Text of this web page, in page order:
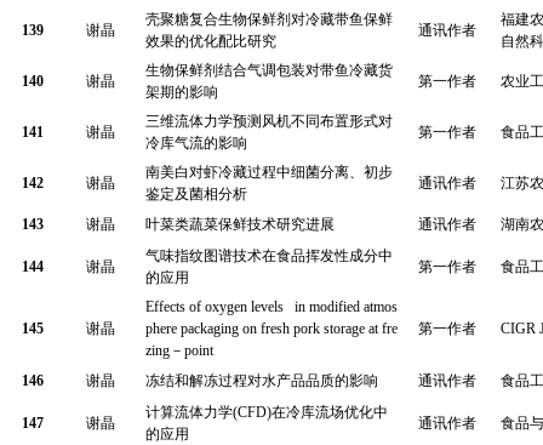
139 谢晶
壳聚糖复合生物保鲜剂对冷藏带鱼保鲜
效果的优化配比研究
通讯作者
福建
自然
140 谢晶
生物保鲜剂结合气调包装对带鱼冷藏货
架期的影响
第一作者 农业
141 谢晶
三维流体力学预测风机不同布置形式对
冷库气流的影响
第一作者 食品
142 谢晶
南美白对虾冷藏过程中细菌分离、初步
鉴定及菌相分析
通讯作者 江苏
143 谢晶 叶菜类蔬菜保鲜技术研究进展 通讯作者 湖南
144 谢晶
气味指纹图谱技术在食品挥发性成分中
的应用
第一作者 食品
145 谢晶
Effects of oxygen levels in modified atmos
phere packaging on fresh pork storage at fre
zing － point
第一作者 CIGR
146 谢晶 冻结和解冻过程对水产品品质的影响 通讯作者 食品
147 谢晶
计算流体力学(CFD)在冷库流场优化中
的应用
通讯作者 食品